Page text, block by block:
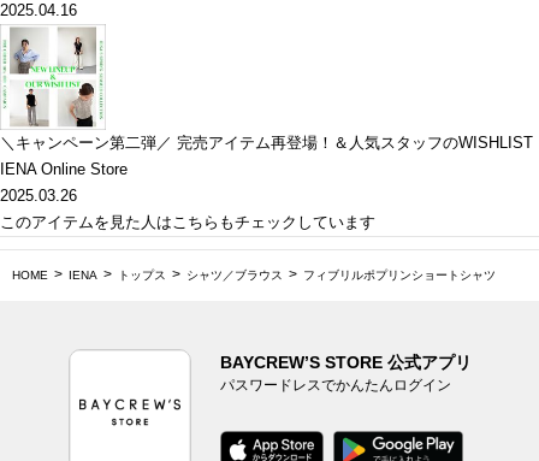
2025.04.16
＼キャンペーン第二弾／ 完売アイテム再登場！＆人気スタッフのWISHLIST
IENA Online Store
2025.03.26
このアイテムを見た人はこちらもチェックしています
HOME IENA トップス シャツ／ブラウス フィブリルポプリンショートシャツ
BAYCREW’S STORE 公式アプリ
パスワードレスでかんたんログイン